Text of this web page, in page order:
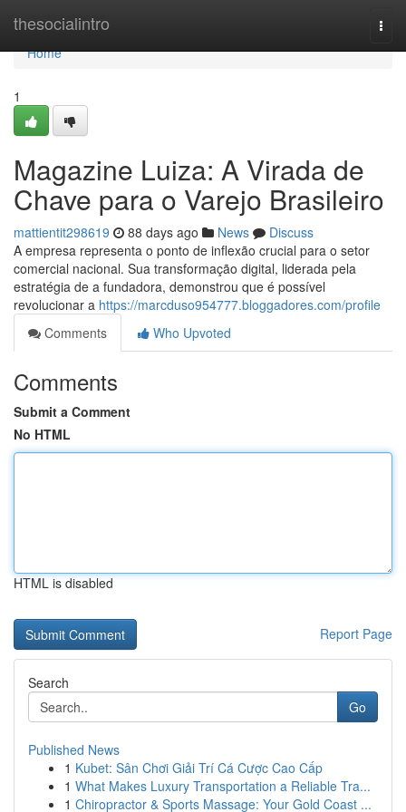
thesocialintro
Home
Home
1
Magazine Luiza: A Virada de
Chave para o Varejo Brasileiro
mattientit298619 88 days ago News
Discuss
A empresa representa o ponto de inflexão crucial para o setor
comercial nacional. Sua transformação digital, liderada pela
estratégia de a fundadora, demonstrou que é possível
revolucionar a https://marcduso954777.bloggadores.com/profile
Comments
Who Upvoted
Comments
Submit a Comment
No HTML
HTML is disabled
Report Page
Search
Go
Published News
1 Kubet: Sân Chơi Giải Trí Cá Cược Cao Cấp
1 What Makes Luxury Transportation a Reliable Tra...
1 Chiropractor & Sports Massage: Your Gold Coast ...